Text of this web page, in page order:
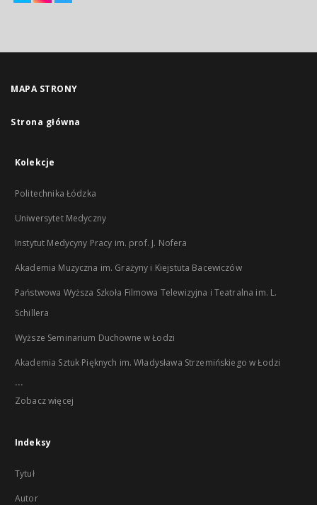
MAPA STRONY
Strona główna
Kolekcje
Politechnika Łódzka
Uniwersytet Medyczny
Instytut Medycyny Pracy im. prof. J. Nofera
Akademia Muzyczna im. Grażyny i Kiejstuta Bacewiczów
Państwowa Wyższa Szkoła Filmowa Telewizyjna i Teatralna im. L.
Schillera
Wyższe Seminarium Duchowne w Łodzi
Akademia Sztuk Pięknych im. Władysława Strzemińskiego w Łodzi
...
Zobacz więcej
Indeksy
Tytuł
Autor